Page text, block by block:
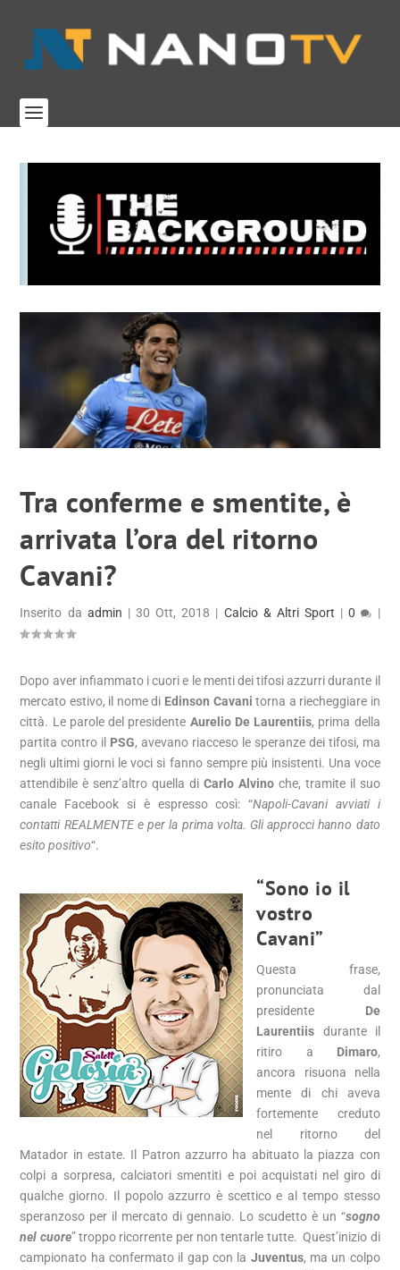
Tra conferme e smentite, è
arrivata l’ora del ritorno
Cavani?
Inserito da admin | 30 Ott, 2018 | Calcio & Altri Sport |0 |
Dopo aver infiammato i cuori e le menti dei tifosi azzurri durante il
mercato estivo, il nome di Edinson Cavani torna a riecheggiare in
città. Le parole del presidente Aurelio De Laurentiis, prima della
partita contro il PSG, avevano riacceso le speranze dei tifosi, ma
negli ultimi giorni le voci si fanno sempre più insistenti. Una voce
attendibile è senz’altro quella di Carlo Alvinoche, tramite il suo
canale Facebook si è espresso così: “Napoli-Cavani avviati i
contatti REALMENTE e per la prima volta. Gli approcci hanno dato
esito positivo“.
“Sono io il
vostro
Cavani”
Questa frase,
pronunciata dal
presidente De
Laurentiis durante il
ritiro a Dimaro,
ancora risuona nella
mente di chi aveva
fortemente creduto
nel ritorno del
Matador in estate. Il Patron azzurro ha abituato la piazza con
colpi a sorpresa, calciatori smentiti e poi acquistati nel giro di
qualche giorno. Il popolo azzurro è scettico e al tempo stesso
speranzoso per il mercato di gennaio. Lo scudetto è un “sogno
nel cuore” troppo ricorrente per non tentarle tutte. Quest’inizio di
campionato ha confermato il gap con la Juventus, ma un colpo